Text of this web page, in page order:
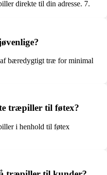
direkte til din adresse. 7.
bæredygtigt træ for minimal
træpiller til føtex?
i henhold til føtex